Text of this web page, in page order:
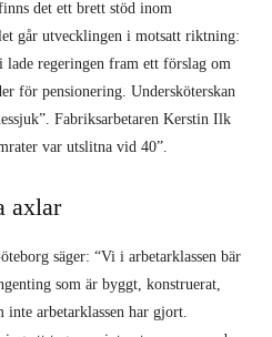
det ett brett stöd inom
går utvecklingen i motsatt riktning:
regeringen fram ett förslag om
för pensionering. Undersköterskan
Fabriksarbetaren Kerstin Ilk
var utslitna vid 40”.
axlar
säger: “Vi i arbetarklassen bär
som är byggt, konstruerat,
inte arbetarklassen har gjort.